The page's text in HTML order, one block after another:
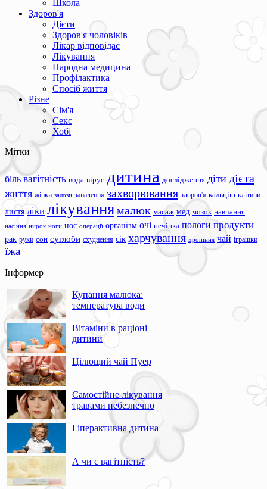
Школа
Здоров'я
Дієти
Здоров'я чоловіків
Лікар відповідає
Лікування
Народна медицина
Профілактика
Спосіб життя
Різне
Сім'я
Секс
Хобі
Мітки
біль вагітність вода вірус дитина дослідження діти дієта
життя жінки залози запалення захворювання здоров'я кальцію клітини
листя ліки лікуваннямалюк масаж мед мозок навчання
насіння нирок ноги нос операції організм очі печінка пологи продукти
рак руки сон суглоби схуднення сік харчування хропіння чай іграшки
їжа
Інформер
Купання малюка:
температура води
Вітаміни в раціоні
дитини
Цілющий чай Пуер
Самостійне лікування
травами небезпечно
Гіперактивна дитина
А чи є вагітність?